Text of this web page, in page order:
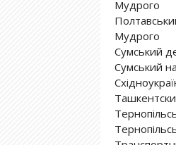
Мудрого
Мудрого
Сумський
Сумський